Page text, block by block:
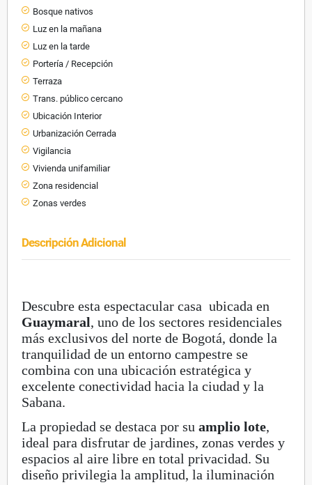
Bosque nativos
Luz en la mañana
Luz en la tarde
Portería / Recepción
Terraza
Trans. público cercano
Ubicación Interior
Urbanización Cerrada
Vigilancia
Vivienda unifamiliar
Zona residencial
Zonas verdes
Descripción Adicional
Descubre esta espectacular casa ubicada en
Guaymaral, uno de los sectores residenciales
más exclusivos del norte de Bogotá, donde la
tranquilidad de un entorno campestre se
combina con una ubicación estratégica y
excelente conectividad hacia la ciudad y la
Sabana.
La propiedad se destaca por su amplio lote,
ideal para disfrutar de jardines, zonas verdes y
espacios al aire libre en total privacidad. Su
diseño privilegia la amplitud, la iluminación